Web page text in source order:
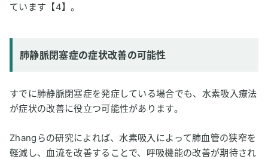
ています【4】。
肺静脈閉塞症の症状改善の可能性
すでに肺静脈閉塞症を発症している場合でも、水素吸入療法
が症状の改善に役立つ可能性があります。
Zhangらの研究によれば、水素吸入によって肺血管の狭窄を
軽減し、血流を改善することで、呼吸機能の改善が期待され